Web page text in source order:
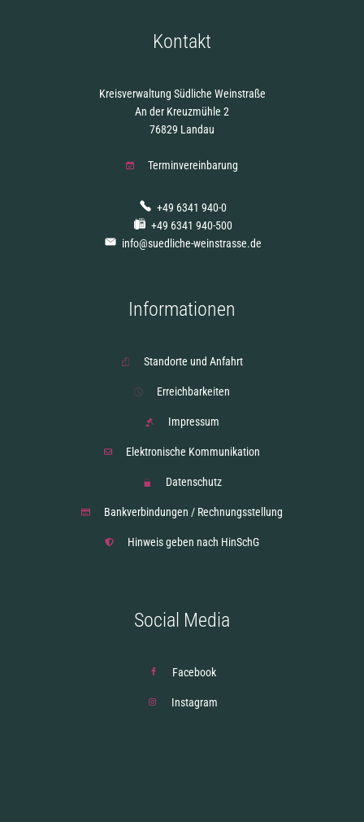
Kontakt
Kreisverwaltung Südliche Weinstraße
An der Kreuzmühle 2
76829 Landau
Terminvereinbarung
+49 6341 940-0
+49 6341 940-500
info@suedliche-weinstrasse.de
Informationen
Standorte und Anfahrt
Erreichbarkeiten
Impressum
Elektronische Kommunikation
Datenschutz
Bankverbindungen / Rechnungsstellung
Hinweis geben nach HinSchG
Social Media
Facebook
Instagram